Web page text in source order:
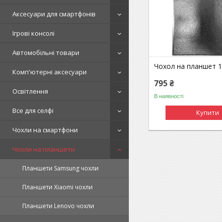
Аксесуари для смартфонів
Ігрові консолі
Автомобільні товари
Комп'ютерні аксесуари
Освітлення
Все для селфі
Чохли на смартфони
Чохли на планшети
Планшети Samsung чохли
Планшети Xiaomi чохли
Планшети Lenovo чохли
Чохол на планшет
795 ₴
В наявності
Купити